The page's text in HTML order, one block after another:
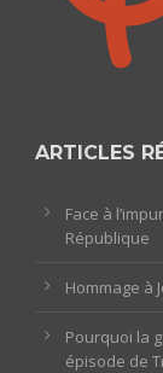
ARTICLES
Face à
République
Hommage à
Pourquoi la
épisode de